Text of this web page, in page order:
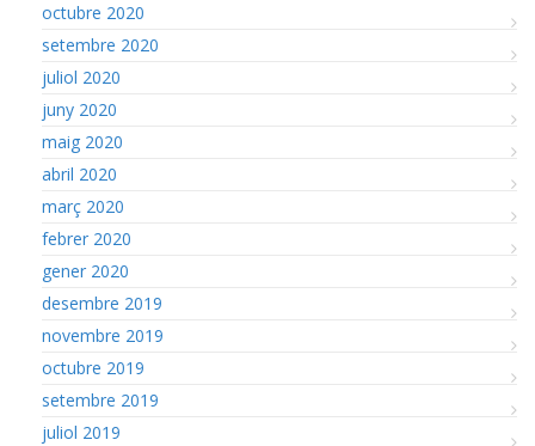
octubre 2020
setembre 2020
juliol 2020
juny 2020
maig 2020
abril 2020
març 2020
febrer 2020
gener 2020
desembre 2019
novembre 2019
octubre 2019
setembre 2019
juliol 2019